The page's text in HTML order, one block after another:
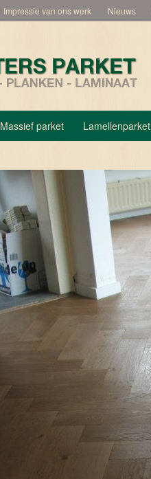
Impressie van ons werk Nieuws
Massief parket Lamellenparket